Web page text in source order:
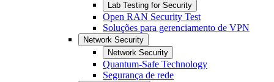
Lab Testing for Security
Open RAN Security Test
Soluções para gerenciamento de VPN
Network Security
Network Security
Quantum-Safe Technology
Segurança de rede